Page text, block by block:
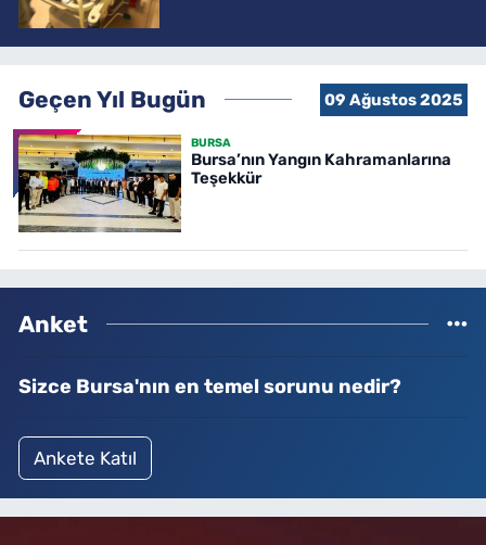
Geçen Yıl Bugün 09 Ağustos 2025
BURSA
Bursa’nın Yangın Kahramanlarına
Teşekkür
Anket
Sizce Bursa'nın en temel sorunu nedir?
Ankete Katıl